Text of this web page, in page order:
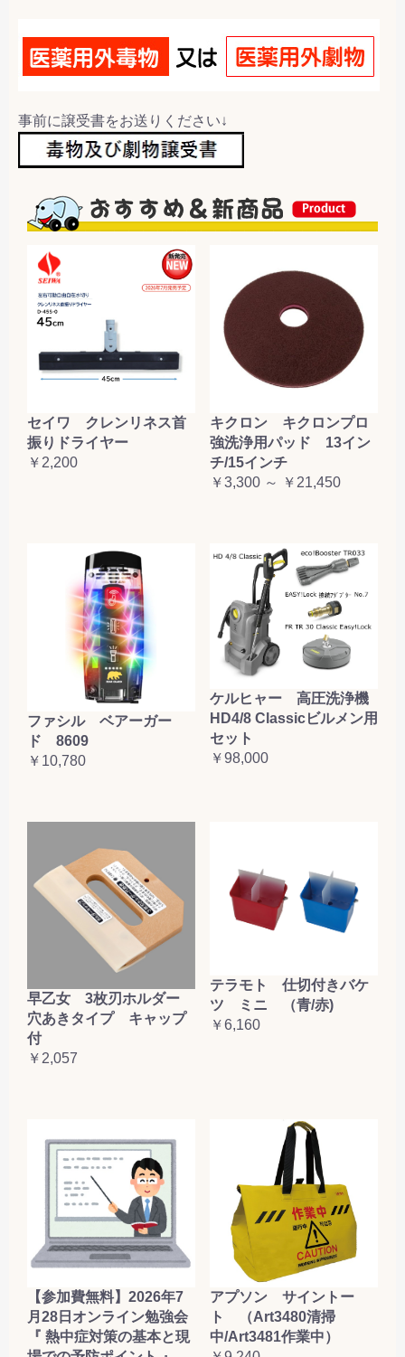
事前に譲受書をお送りください↓
セイワ クレンリネス首
振りドライヤー
￥2,200
キクロン キクロンプロ
強洗浄用パッド 13イン
チ/15インチ
￥3,300 ～ ￥21,450
ファシル ベアーガー
ド 8609
￥10,780
ケルヒャー 高圧洗浄機
HD4/8 Classicビルメン用
セット
￥98,000
早乙女 3枚刃ホルダー
穴あきタイプ キャップ
付
￥2,057
テラモト 仕切付きバケ
ツ ミニ （青/赤)
￥6,160
【参加費無料】2026年7
月28日オンライン勉強会
『 熱中症対策の基本と現
アプソン サイントー
ト （Art3480清掃
中/Art3481作業中）